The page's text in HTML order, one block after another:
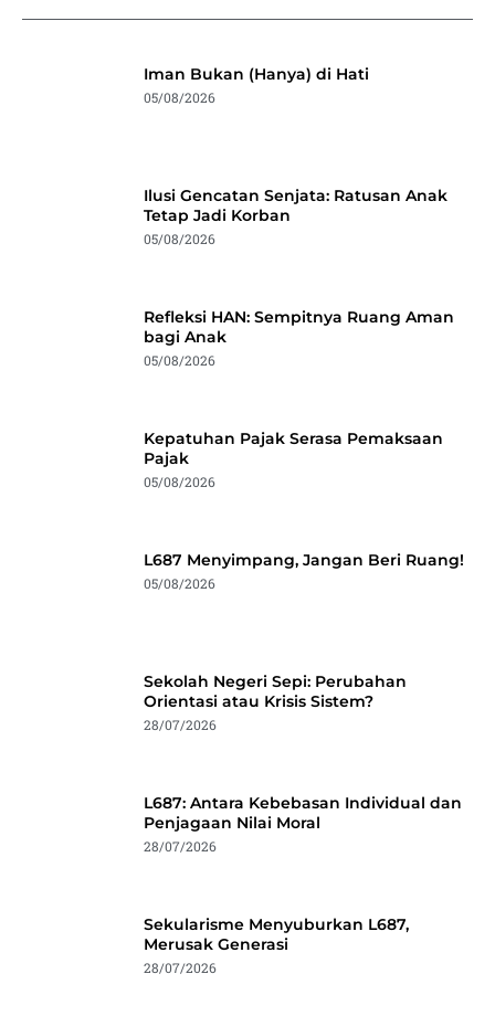
Iman Bukan (Hanya) di Hati
05/08/2026
Ilusi Gencatan Senjata: Ratusan Anak
Tetap Jadi Korban
05/08/2026
Refleksi HAN: Sempitnya Ruang Aman
bagi Anak
05/08/2026
Kepatuhan Pajak Serasa Pemaksaan
Pajak
05/08/2026
L687 Menyimpang, Jangan Beri Ruang!
05/08/2026
Sekolah Negeri Sepi: Perubahan
Orientasi atau Krisis Sistem?
28/07/2026
L687: Antara Kebebasan Individual dan
Penjagaan Nilai Moral
28/07/2026
Sekularisme Menyuburkan L687,
Merusak Generasi
28/07/2026